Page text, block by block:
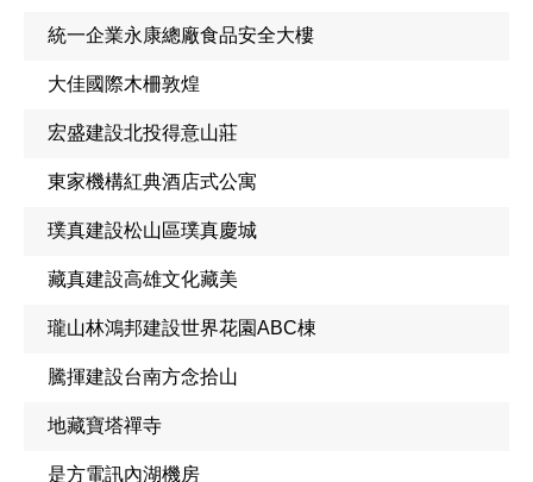
統一企業永康總廠食品安全大樓
大佳國際木柵敦煌
宏盛建設北投得意山莊
東家機構紅典酒店式公寓
璞真建設松山區璞真慶城
藏真建設高雄文化藏美
瓏山林鴻邦建設世界花園ABC棟
騰揮建設台南方念拾山
地藏寶塔禪寺
是方電訊內湖機房